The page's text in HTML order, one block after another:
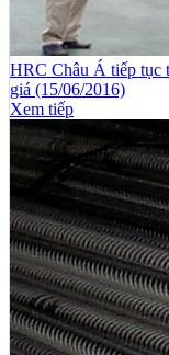
HRC Châu Á tiếp tục
giá (15/06/2016)
Xem tiếp